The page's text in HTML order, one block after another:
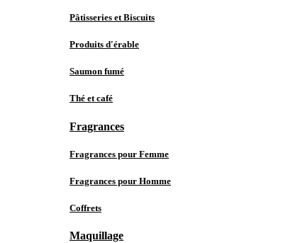
Pâtisseries et Biscuits
Produits d'érable
Saumon fumé
Thé et café
Fragrances
Fragrances pour Femme
Fragrances pour Homme
Coffrets
Maquillage